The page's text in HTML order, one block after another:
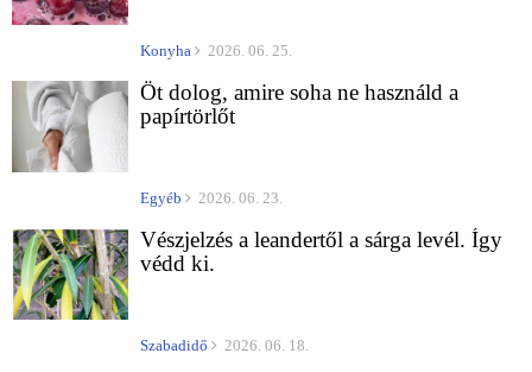
Konyha 2026. 06. 25.
Öt dolog, amire soha ne használd a
papírtörlőt
Egyéb 2026. 06. 23.
Vészjelzés a leandertől a sárga levél. Így
védd ki.
Szabadidő 2026. 06. 18.